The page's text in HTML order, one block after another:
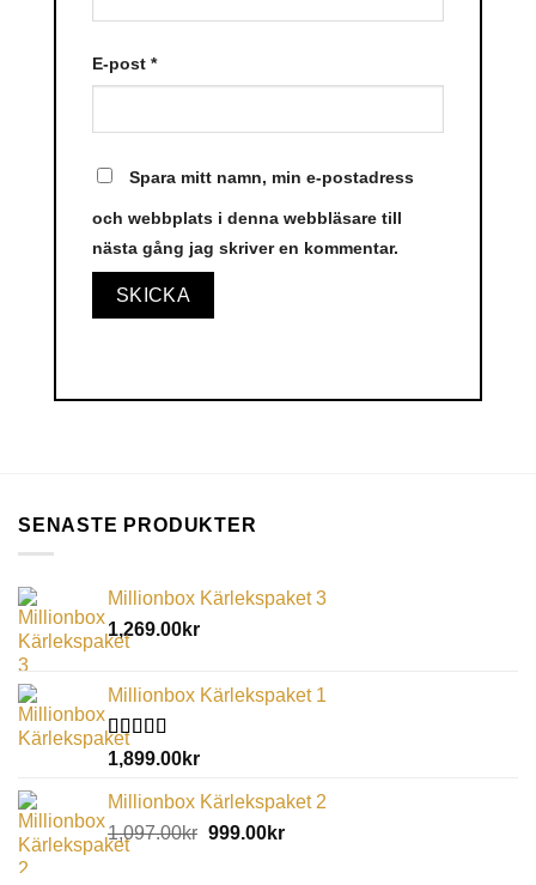
E-post *
Spara mitt namn, min e-postadress
och webbplats i denna webbläsare till
nästa gång jag skriver en kommentar.
SENASTE PRODUKTER
Millionbox Kärlekspaket 3
1,269.00kr
Millionbox Kärlekspaket 1
Betygsatt
5.00
1,899.00kr
Millionbox Kärlekspaket 2
1,097.00kr 999.00kr